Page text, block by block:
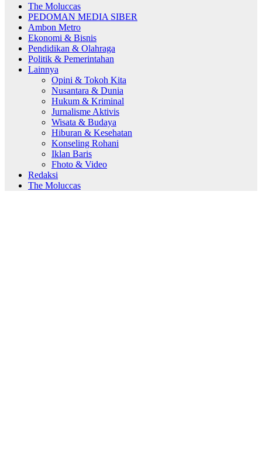
The Moluccas
PEDOMAN MEDIA SIBER
Ambon Metro
Ekonomi & Bisnis
Pendidikan & Olahraga
Politik & Pemerintahan
Lainnya
Opini & Tokoh Kita
Nusantara & Dunia
Hukum & Kriminal
Jurnalisme Aktivis
Wisata & Budaya
Hiburan & Kesehatan
Konseling Rohani
Iklan Baris
Fhoto & Video
Redaksi
The Moluccas